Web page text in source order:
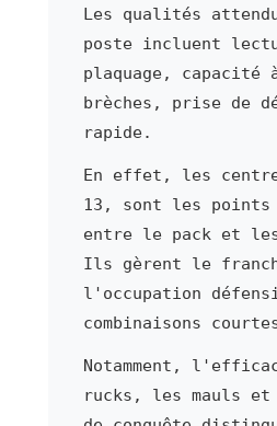
Les qualités
poste incluent
plaquage, capacité
brèches, prise de
rapide.
En effet, les
13, sont les points
entre le pack et
Ils gèrent le
l'occupation
combinaisons
Notamment,
rucks, les mauls et